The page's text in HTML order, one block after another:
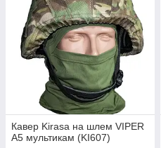
Кавер Kirasa на шлем VIPER
A5 мультикам (KI607)